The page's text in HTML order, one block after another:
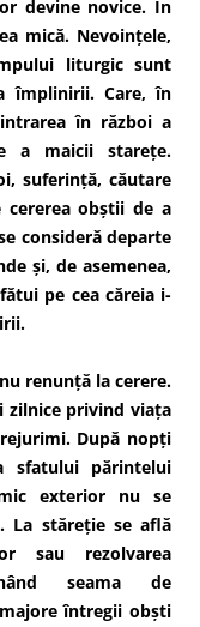
devine novice. În
mică. Nevoințele,
liturgic sunt
împlinirii. Care, în
în război a
a maicii starețe.
suferință, căutare
cererea obștii de a
consideră departe
și, de asemenea,
pe cea căreia i-
renunță la cerere.
zilnice privind viața
După nopți
sfatului părintelui
exterior nu se
La stăreție se află
sau rezolvarea
seama de
întregii obști